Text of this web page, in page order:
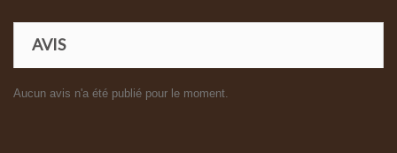
AVIS
Aucun avis n'a été publié pour le moment.